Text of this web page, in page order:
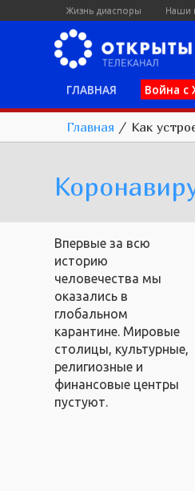
Жизнь диаспоры Наши
ГЛАВНАЯ Война с
Главная / Как
Впервые за всю
историю
человечества мы
оказались в
глобальном
карантине. Мировые
столицы, культурные,
религиозные и
финансовые центры
пустуют.